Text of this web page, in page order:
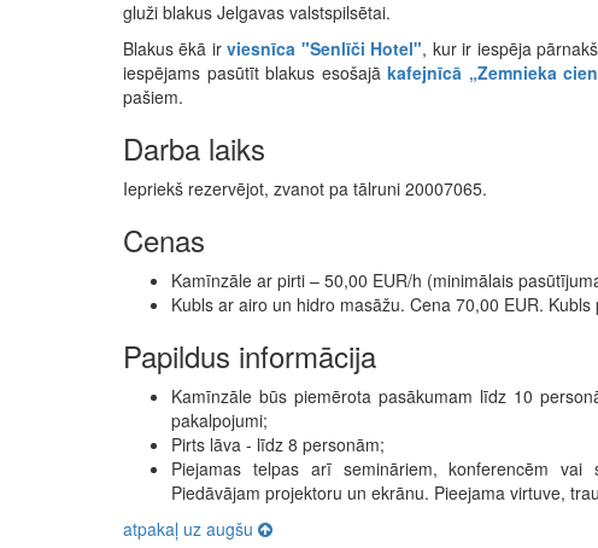
gluži blakus Jelgavas valstspilsētai.
Blakus ēkā irviesnīca "Senlīči Hotel", kur ir iespēja
iespējams pasūtīt blakus esošajā kafejnīcā „Zemnieka
pašiem.
Darba laiks
Iepriekš rezervējot, zvanot pa tālruni 20007065.
Cenas
Kamīnzāle ar pirti – 50,00 EUR/h (minimālais
Kubls ar airo un hidro masāžu. Cena 70,00 EUR.
Papildus informācija
Kamīnzāle būs piemērota pasākumam līdz 10
pakalpojumi;
Pirts lāva - līdz 8 personām;
Piejamas telpas arī semināriem, konferencēm
Piedāvājam projektoru un ekrānu. Pieejama virtuve,
atpakaļ uz augšu